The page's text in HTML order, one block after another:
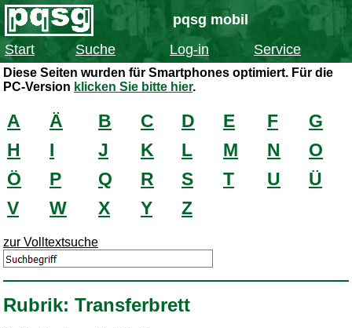
pqsg mobil
Start
Suche Log-in Service
Diese Seiten wurden für Smartphones optimiert. Für die
PC-Version klicken Sie bitte hier.
A Ä B C D E F
G
H
I J K L M N
O
Ö
P Q R S T U
Ü
V
W X Y Z
zur Volltextsuche
Rubrik: Transferbrett